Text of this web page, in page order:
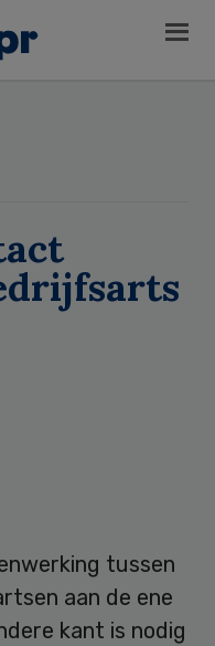
tussen
aan de ene
kant is nodig